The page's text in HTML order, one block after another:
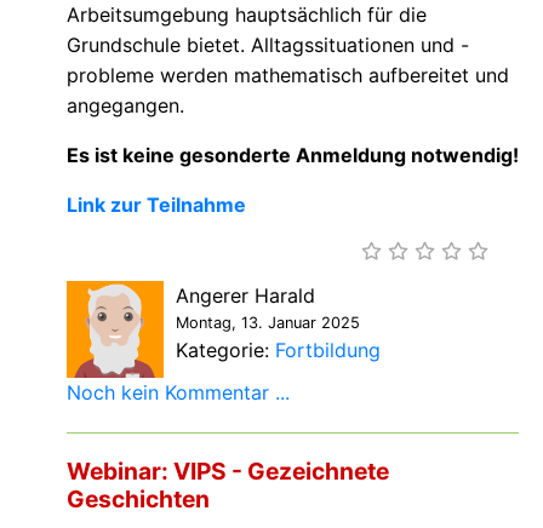
Arbeitsumgebung hauptsächlich für die
Grundschule bietet. Alltagssituationen und -
probleme werden mathematisch aufbereitet und
angegangen.
Es ist keine gesonderte Anmeldung notwendig!
Link zur Teilnahme
Angerer Harald
Montag, 13. Januar 2025
Kategorie: Fortbildung
Noch kein Kommentar ...
Webinar: VIPS - Gezeichnete
Geschichten